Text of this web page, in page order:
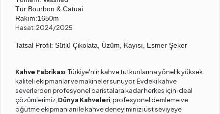
Tür:Bourbon & Catuai
Rakım:1650m
Hasat: 2024/2025
Tatsal Profil: Sütlü Çikolata, Üzüm, Kayısı, Esmer Şeker
Kahve Fabrikası , Türkiye'nin kahve tutkunlarına yönelik yüksek
kaliteli ekipmanlar ve makineler sunuyor. Evdeki kahve
severlerden profesyonel baristalara kadar herkes için ideal
çözümlerimiz, Dünya Kahveleri , profesyonel demleme ve
öğütme ekipmanları ile kahve deneyiminizi üst seviyeye